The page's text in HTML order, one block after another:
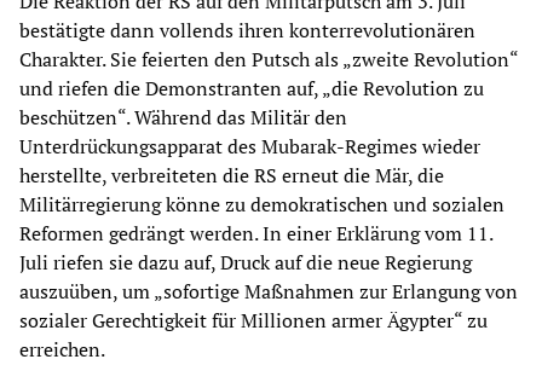
bestätigte dann vollends ihren konterrevolutionären
Charakter. Sie feierten den Putsch als „zweite Revolution“
und riefen die Demonstranten auf, „die Revolution zu
beschützen“. Während das Militär den
Unterdrückungsapparat des Mubarak-Regimes wieder
herstellte, verbreiteten die RS erneut die Mär, die
Militärregierung könne zu demokratischen und sozialen
Reformen gedrängt werden. In einer Erklärung vom 11.
Juli riefen sie dazu auf, Druck auf die neue Regierung
auszuüben, um „sofortige Maßnahmen zur Erlangung von
sozialer Gerechtigkeit für Millionen armer Ägypter“ zu
erreichen.